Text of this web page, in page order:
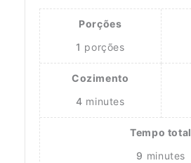
Porções
1 porções
Cozimento
4 minutes
Tempo total
9 minutes